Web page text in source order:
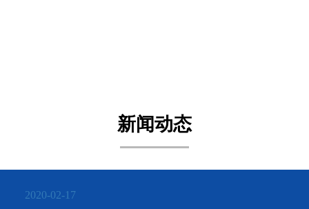
新闻动态
2020-02-17